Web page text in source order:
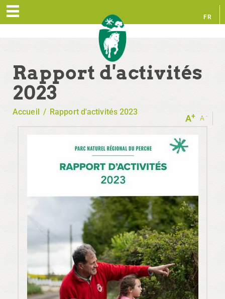
FR
Rapport d'activités
2023
-
A
+
A
Accueil / Rapport d'activités 2023